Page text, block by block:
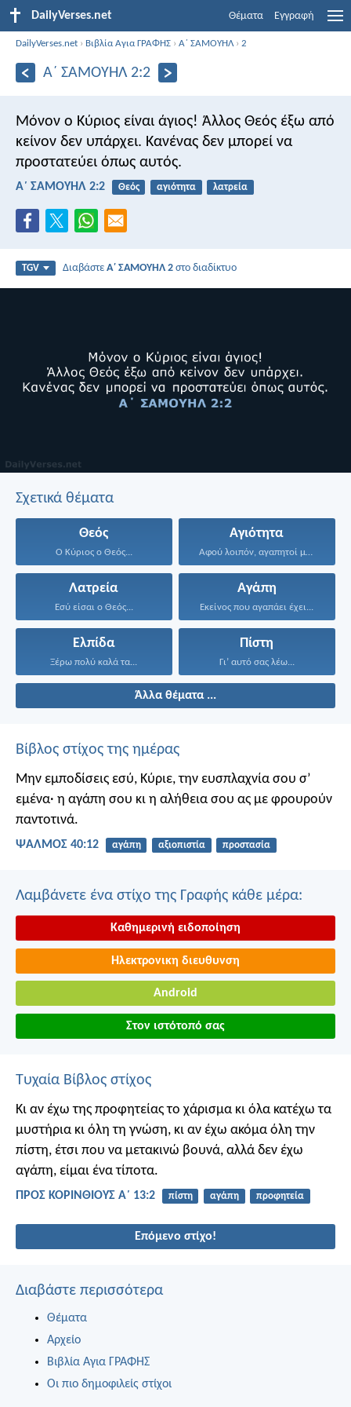
DailyVerses.net Θέματα Εγγραφή
DailyVerses.net › Βιβλία Αγια ΓΡΑΦΗΣ ›Α΄ ΣΑΜΟΥΗΛ›2
Α΄ ΣΑΜΟΥΗΛ 2:2
Μόνον ο Κύριος είναι άγιος! Άλλος Θεός έξω από
κείνον δεν υπάρχει. Κανένας δεν μπορεί να
προστατεύει όπως αυτός.
Α΄ ΣΑΜΟΥΗΛ 2:2 Θεός αγιότητα λατρεία
TGV ΔιαβάστεΑ΄ ΣΑΜΟΥΗΛ 2 στο διαδίκτυο
Σχετικά θέματα
Θεός
Ο Κύριος ο Θεός...
Αγιότητα
Αφού λοιπόν, αγαπητοί μου...
Λατρεία
Εσύ είσαι ο Θεός...
Αγάπη
Εκείνος που αγαπάει έχει...
Ελπίδα
Ξέρω πολύ καλά τα...
Πίστη
Γι’ αυτό σας λέω...
Άλλα θέματα ...
Βίβλος στίχος της ημέρας
Μην εμποδίσεις εσύ, Κύριε, την ευσπλαχνία σου σ’
εμένα· η αγάπη σου κι η αλήθεια σου ας με φρουρούν
παντοτινά.
ΨΑΛΜΌΣ 40:12 αγάπη αξιοπιστία προστασία
Λαμβάνετε ένα στίχο της Γραφής κάθε μέρα:
Καθημερινή ειδοποίηση
Ηλεκτρονικη διευθυνση
Android
Στον ιστότοπό σας
Τυχαία Βίβλος στίχος
Κι αν έχω της προφητείας το χάρισμα κι όλα κατέχω τα
μυστήρια κι όλη τη γνώση, κι αν έχω ακόμα όλη την
πίστη, έτσι που να μετακινώ βουνά, αλλά δεν έχω
αγάπη, είμαι ένα τίποτα.
ΠΡΟΣ ΚΟΡΙΝΘΙΟΥΣ Α΄ 13:2 πίστη αγάπη προφητεία
Επόμενο στίχο!
Διαβάστε περισσότερα
Θέματα
Αρχείο
Βιβλία Αγια ΓΡΑΦΗΣ
Οι πιο δημοφιλείς στίχοι